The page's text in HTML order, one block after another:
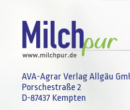
AVA-Agrar Verlag Allgäu
Porschestraße 2
D-87437 Kempten